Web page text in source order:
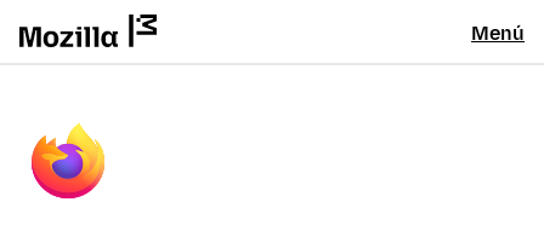
Menú